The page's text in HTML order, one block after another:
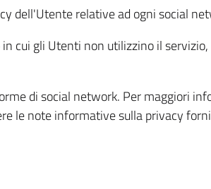
dell'Utente relative ad ogni social
cui gli Utenti non utilizzino il
di social network. Per maggiori
le note informative sulla privacy